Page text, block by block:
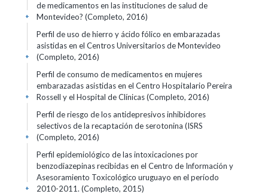
de medicamentos en las instituciones de salud de
Montevideo? (Completo, 2016)
+
Perfil de uso de hierro y ácido fólico en embarazadas
asistidas en el Centros Universitarios de Montevideo
(Completo, 2016)
+
Perfil de consumo de medicamentos en mujeres
embarazadas asistidas en el Centro Hospitalario Pereira
Rossell y el Hospital de Clínicas (Completo, 2016)
+
Perfil de riesgo de los antidepresivos inhibidores
selectivos de la recaptación de serotonina (ISRS
(Completo, 2016)
+
Perfil epidemiológico de las intoxicaciones por
benzodiazepinas recibidas en el Centro de Información y
Asesoramiento Toxicológico uruguayo en el período
2010-2011. (Completo, 2015)
+